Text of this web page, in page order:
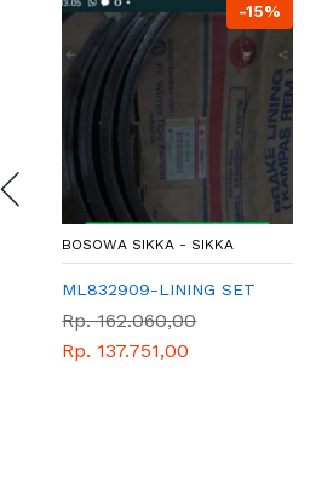
-15%
BOSOWA SIKKA - SIKKA
ML832909-LINING SET
Rp. 162.060,00
Rp. 137.751,00